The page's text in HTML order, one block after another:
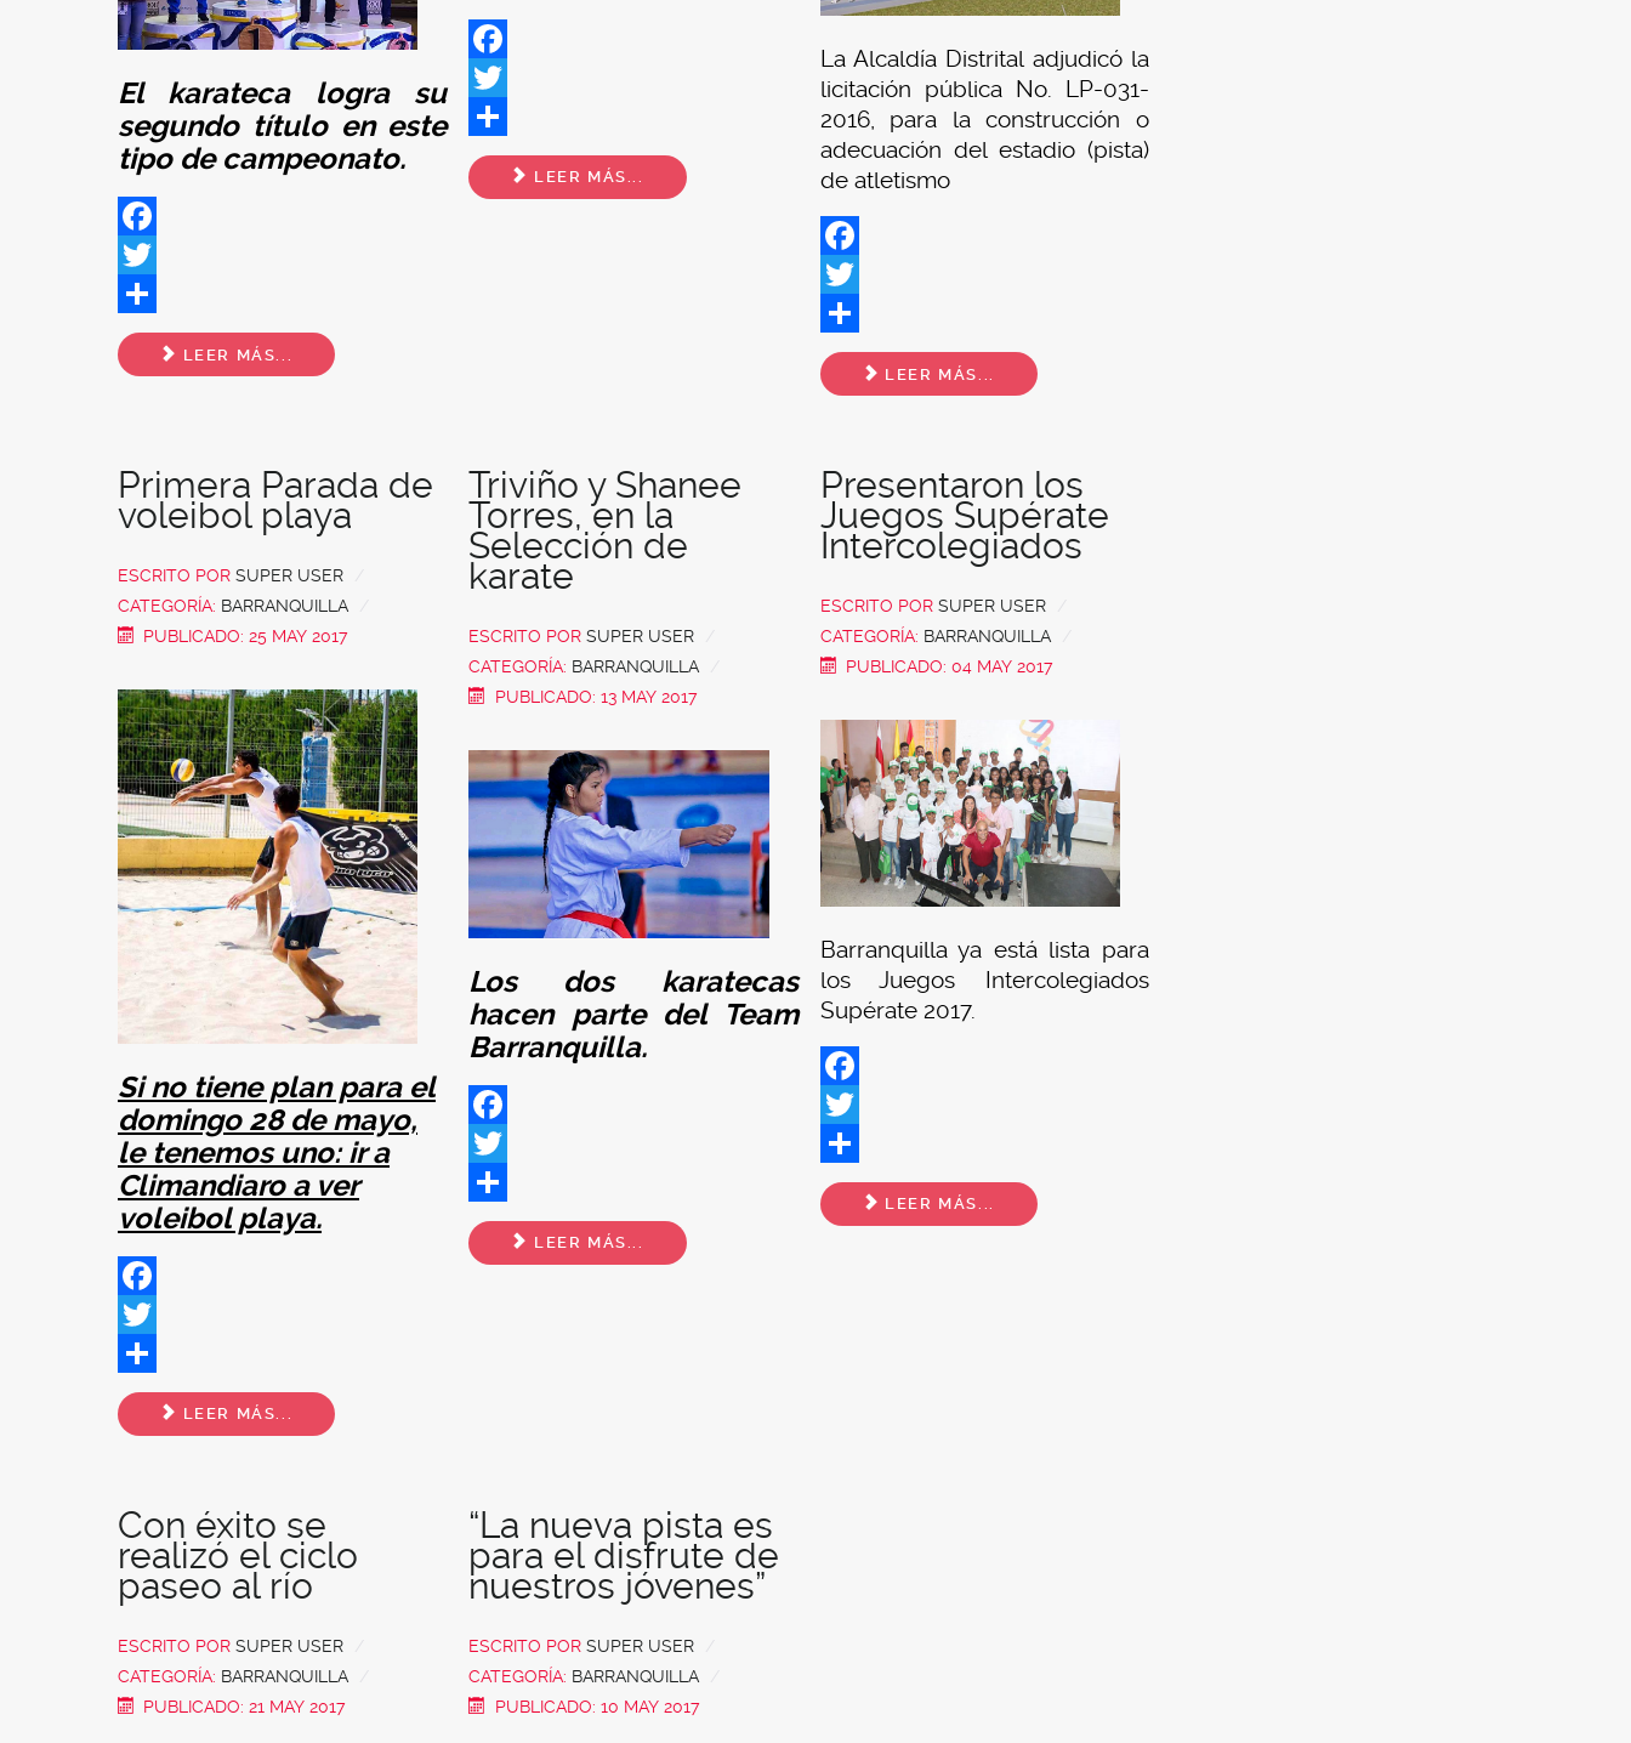
El karateca logra su
segundo título en este
tipo de campeonato.
Facebook
Twitter
Share
LEER MÁS...
Facebook
Twitter
Share
LEER MÁS...
La Alcaldía Distrital adjudicó la
licitación pública No. LP-031-
2016, para la construcción o
adecuación del estadio (pista)
de atletismo
Facebook
Twitter
Share
LEER MÁS...
Primera Parada de
voleibol playa
ESCRITO POR SUPER USER
CATEGORÍA: BARRANQUILLA
PUBLICADO: 25 MAY 2017
Si no tiene plan para el
domingo 28 de mayo,
le tenemos uno: ir a
Climandiaro a ver
voleibol playa.
Facebook
Twitter
Share
LEER MÁS...
Triviño y Shanee
Torres, en la
Selección de
karate
ESCRITO PORSUPER USER
CATEGORÍA: BARRANQUILLA
PUBLICADO: 13 MAY 2017
Los dos karatecas
hacen parte del Team
Barranquilla.
Facebook
Twitter
Share
LEER MÁS...
Presentaron los
Juegos Supérate
Intercolegiados
ESCRITO POR SUPER USER
CATEGORÍA: BARRANQUILLA
PUBLICADO: 04 MAY 2017
Barranquilla ya está lista para
los Juegos Intercolegiados
Supérate 2017.
Facebook
Twitter
Share
LEER MÁS...
Con éxito se
realizó el ciclo
paseo al río
ESCRITO POR SUPER USER
CATEGORÍA: BARRANQUILLA
PUBLICADO: 21 MAY 2017
“La nueva pista es
para el disfrute de
nuestros jóvenes”
ESCRITO PORSUPER USER
CATEGORÍA: BARRANQUILLA
PUBLICADO: 10 MAY 2017